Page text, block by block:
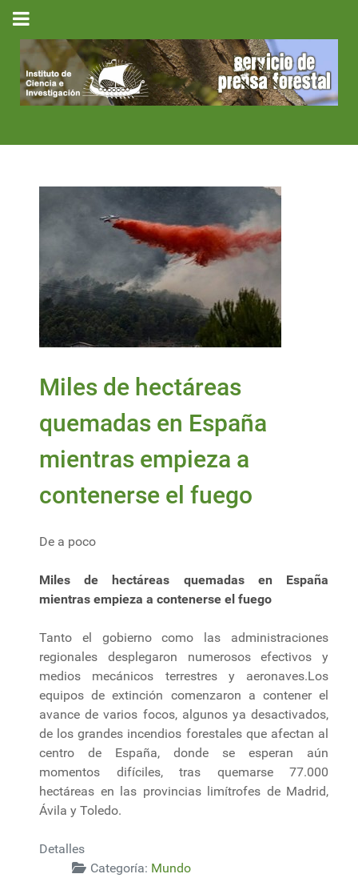
Miles de hectáreas
quemadas en España
mientras empieza a
contenerse el fuego
De a poco
Miles de hectáreas quemadas en España
mientras empieza a contenerse el fuego
Tanto el gobierno como las administraciones
regionales desplegaron numerosos efectivos y
medios mecánicos terrestres y aeronaves.Los
equipos de extinción comenzaron a contener el
avance de varios focos, algunos ya desactivados,
de los grandes incendios forestales que afectan al
centro de España, donde se esperan aún
momentos difíciles, tras quemarse 77.000
hectáreas en las provincias limítrofes de Madrid,
Ávila y Toledo.
Detalles
Categoría: Mundo